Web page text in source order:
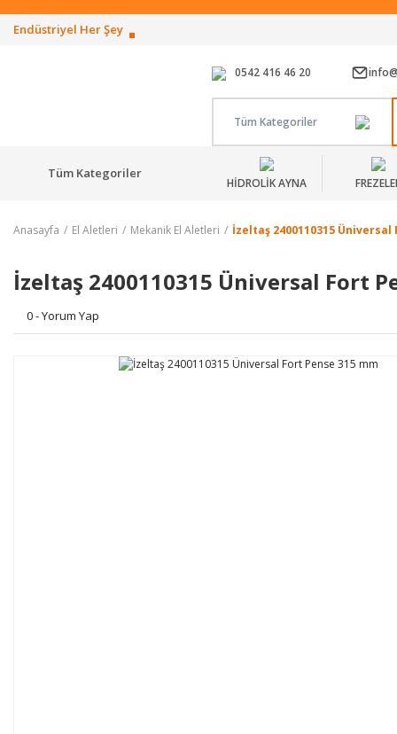
Endüstriyel Her Şey
0542 416 46 20
Tüm Kategoriler
Tüm Kategoriler
HİDROLİK AYNA
Anasayfa El Aletleri Mekanik El Aletleri İzeltaş 2400110315 Üniversal
İzeltaş 2400110315 Üniversal Fort
0 - Yorum Yap